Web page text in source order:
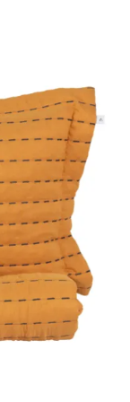
Yatak
Yorgan & Alez
Kaynakları